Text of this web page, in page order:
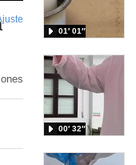
pantalla
01′ 01″
00′ 32″